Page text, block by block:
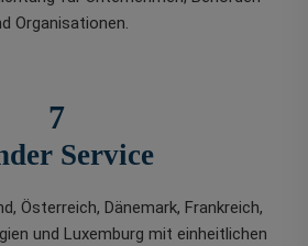
Organisationen.
7
Service
Österreich, Dänemark, Frankreich,
und Luxemburg mit einheitlichen